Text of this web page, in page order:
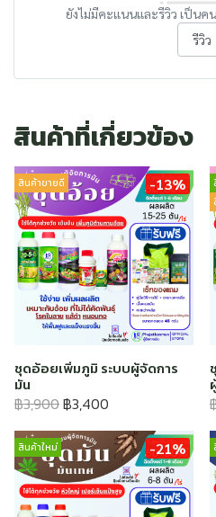
ยังไม่มีคะแนนและรีวิว เป็นค
รีวิว
สินค้าที่เกี่ยวข้อง
สินค้าขายดี -13%
ชุดอ้อยเพิ่มภูมิ ระบบผู้จัดการ
มัน
฿3,900฿3,400
สินค้าใหม่ -21%